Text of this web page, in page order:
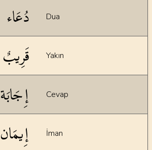
دُعَاء Dua
قَرِيبٌ Yakın
إِجَابَة Cevap
إِيمَان İman